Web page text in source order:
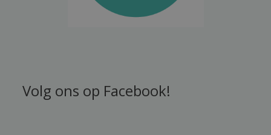
Volg ons op Facebook!